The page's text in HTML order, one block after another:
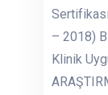
– 2018)
Klinik